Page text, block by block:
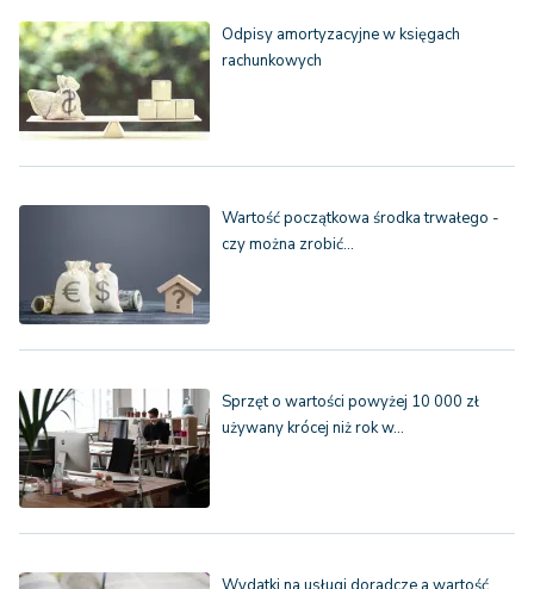
Odpisy amortyzacyjne w księgach
rachunkowych
Wartość początkowa środka trwałego -
czy można zrobić…
Sprzęt o wartości powyżej 10 000 zł
używany krócej niż rok w…